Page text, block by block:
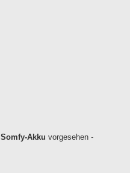
Somfy-Akku vorgesehen -